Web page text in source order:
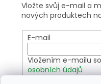
Vložte svůj e-mail a
nových produktech
E-mail
Vložením e-mailu
osobních údajů